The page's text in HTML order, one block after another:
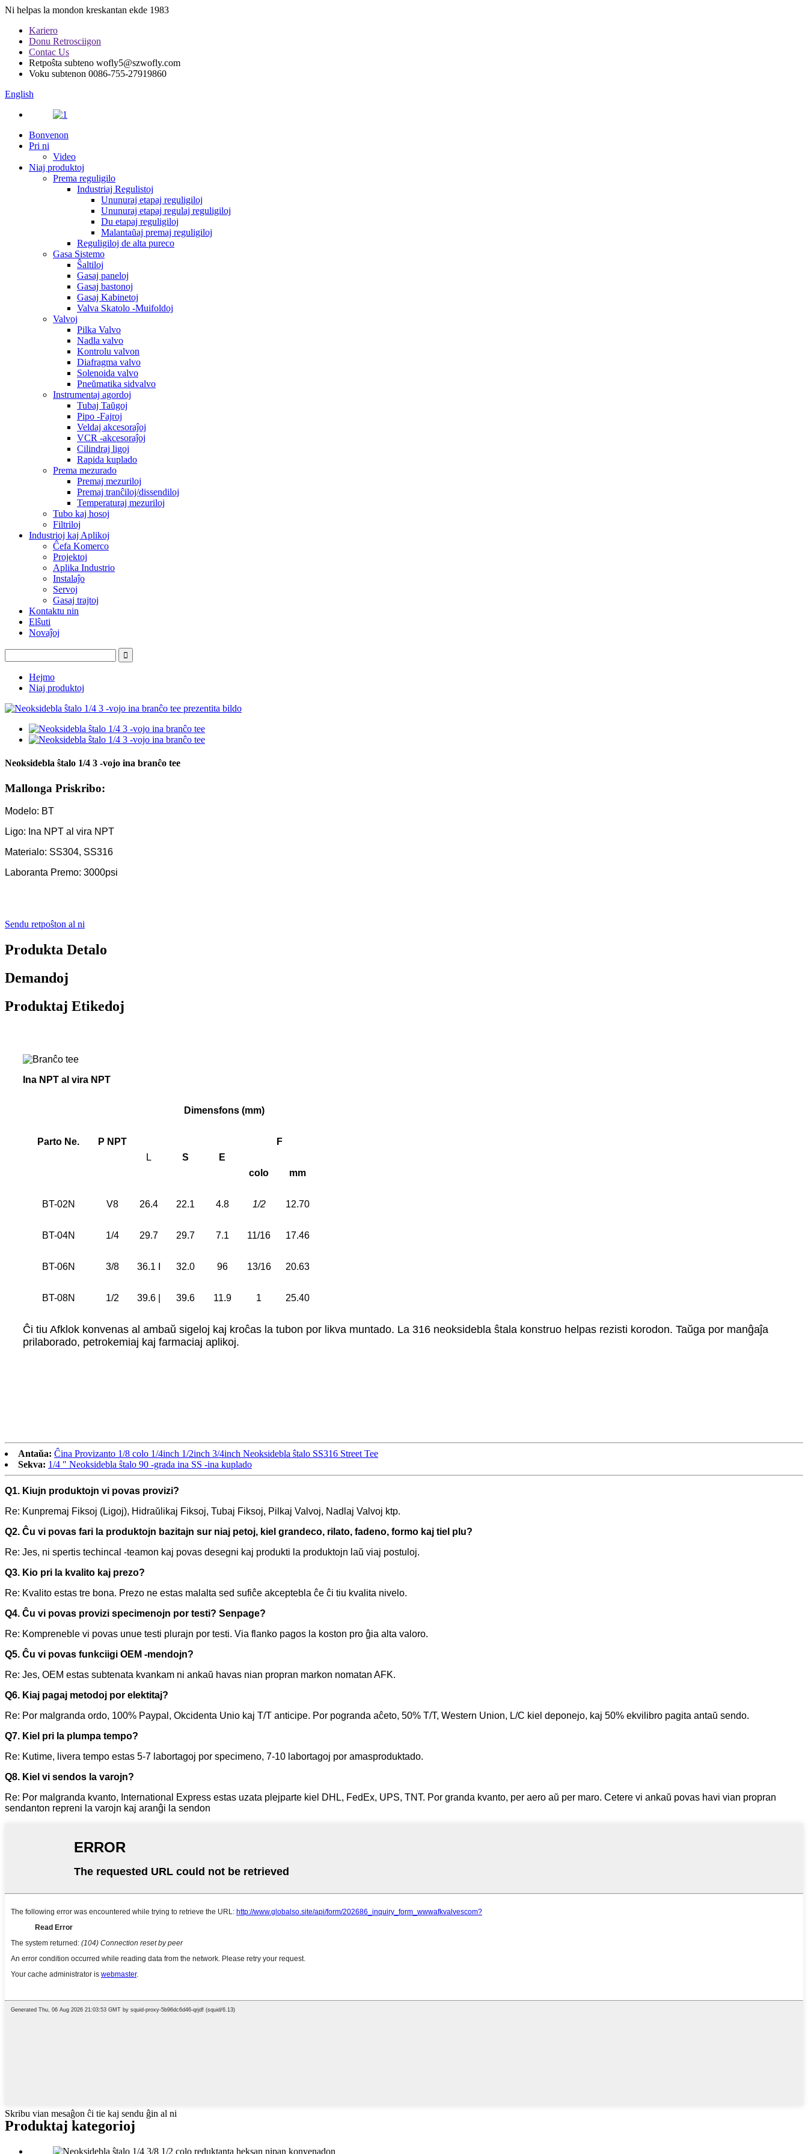
Ni helpas la mondon kreskantan ekde 1983
Kariero
Donu Retrosciigon
Contac Us
Retpoŝta subteno wofly5@szwofly.com
Voku subtenon 0086-755-27919860
English
Bonvenon
Pri ni
Video
Niaj produktoj
Prema reguligilo
Industriaj Regulistoj
Ununuraj etapaj reguligiloj
Ununuraj etapaj regulaj reguligiloj
Du etapaj reguligiloj
Malantaŭaj premaj reguligiloj
Reguligiloj de alta pureco
Gasa Sistemo
Ŝaltiloj
Gasaj paneloj
Gasaj bastonoj
Gasaj Kabinetoj
Valva Skatolo -Muifoldoj
Valvoj
Pilka Valvo
Nadla valvo
Kontrolu valvon
Diafragma valvo
Solenoida valvo
Pneŭmatika sidvalvo
Instrumentaj agordoj
Tubaj Taŭgoj
Pipo -Fajroj
Veldaj akcesoraĵoj
VCR -akcesoraĵoj
Cilindraj ligoj
Rapida kuplado
Prema mezurado
Premaj mezuriloj
Premaj tranĉiloj/dissendiloj
Temperaturaj mezuriloj
Tubo kaj hosoj
Filtriloj
Industrioj kaj Aplikoj
Ĉefa Komerco
Projektoj
Aplika Industrio
Instalaĵo
Servoj
Gasaj trajtoj
Kontaktu nin
Elŝuti
Novaĵoj
Hejmo
Niaj produktoj
Neoksidebla ŝtalo 1/4 3 -vojo ina branĉo tee
Mallonga Priskribo:
Modelo: BT
Ligo: Ina NPT al vira NPT
Materialo: SS304, SS316
Laboranta Premo: 3000psi
Sendu retpoŝton al ni
Produkta Detalo
Demandoj
Produktaj Etikedoj
Ina NPT al vira NPT
Parto Ne. P NPT
Dimensfons (mm)
L S E
F
colo mm
BT-02N V8 26.4 22.1 4.8 1/2 12.70
BT-04N 1/4 29.7 29.7 7.1 11/16 17.46
BT-06N 3/8 36.1 I 32.0 96 13/16 20.63
BT-08N 1/2 39.6 | 39.6 11.9 1 25.40
Ĉi tiu Afklok konvenas al ambaŭ sigeloj kaj kroĉas la tubon por likva muntado. La 316 neoksidebla ŝtala konstruo helpas rezisti korodon. Taŭga por manĝaĵa
prilaborado, petrokemiaj kaj farmaciaj aplikoj.
Antaŭa: Ĉina Provizanto 1/8 colo 1/4inch 1/2inch 3/4inch Neoksidebla ŝtalo SS316 Street Tee
Sekva: 1/4 ″ Neoksidebla ŝtalo 90 -grada ina SS -ina kuplado
Q1. Kiujn produktojn vi povas provizi?
Re: Kunpremaj Fiksoj (Ligoj), Hidraŭlikaj Fiksoj, Tubaj Fiksoj, Pilkaj Valvoj, Nadlaj Valvoj ktp.
Q2. Ĉu vi povas fari la produktojn bazitajn sur niaj petoj, kiel grandeco, rilato, fadeno, formo kaj tiel plu?
Re: Jes, ni spertis techincal -teamon kaj povas desegni kaj produkti la produktojn laŭ viaj postuloj.
Q3. Kio pri la kvalito kaj prezo?
Re: Kvalito estas tre bona. Prezo ne estas malalta sed sufiĉe akceptebla ĉe ĉi tiu kvalita nivelo.
Q4. Ĉu vi povas provizi specimenojn por testi? Senpage?
Re: Kompreneble vi povas unue testi plurajn por testi. Via flanko pagos la koston pro ĝia alta valoro.
Q5. Ĉu vi povas funkciigi OEM -mendojn?
Re: Jes, OEM estas subtenata kvankam ni ankaŭ havas nian propran markon nomatan AFK.
Q6. Kiaj pagaj metodoj por elektitaj?
Re: Por malgranda ordo, 100% Paypal, Okcidenta Unio kaj T/T anticipe. Por pogranda aĉeto, 50% T/T, Western Union, L/C kiel deponejo, kaj 50% ekvilibro pagita antaŭ sendo.
Q7. Kiel pri la plumpa tempo?
Re: Kutime, livera tempo estas 5-7 labortagoj por specimeno, 7-10 labortagoj por amasproduktado.
Q8. Kiel vi sendos la varojn?
Re: Por malgranda kvanto, International Express estas uzata plejparte kiel DHL, FedEx, UPS, TNT. Por granda kvanto, per aero aŭ per maro. Cetere vi ankaŭ povas havi vian propran
sendanton repreni la varojn kaj aranĝi la sendon
Skribu vian mesaĝon ĉi tie kaj sendu ĝin al ni
Produktaj kategorioj